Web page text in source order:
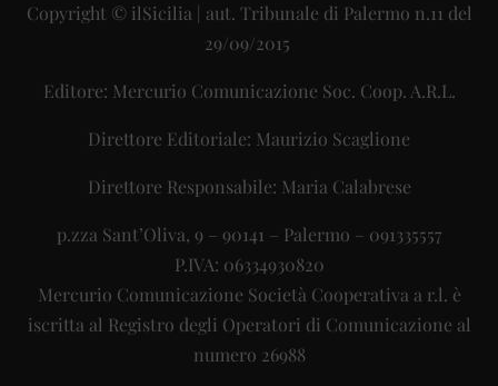
Copyright © ilSicilia | aut. Tribunale di Palermo n.11 del
29/09/2015
Editore: Mercurio Comunicazione Soc. Coop. A.R.L.
Direttore Editoriale: Maurizio Scaglione
Direttore Responsabile: Maria Calabrese
p.zza Sant’Oliva, 9 – 90141 – Palermo – 091335557
P.IVA: 06334930820
Mercurio Comunicazione Società Cooperativa a r.l. è
iscritta al Registro degli Operatori di Comunicazione al
numero 26988